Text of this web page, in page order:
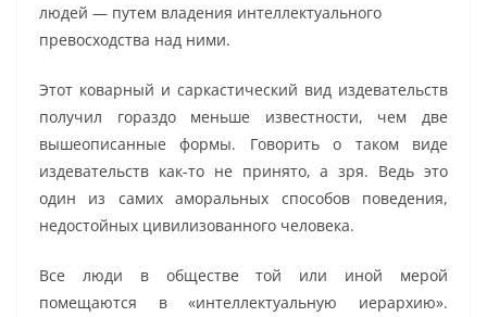
людей — путем владения интеллектуального
превосходства над ними.
Этот коварный и саркастический вид издевательств
получил гораздо меньше известности, чем две
вышеописанные формы. Говорить о таком виде
издевательств как-то не принято, а зря. Ведь это
один из самих аморальных способов поведения,
недостойных цивилизованного человека.
Все люди в обществе той или иной мерой
помещаются в «интеллектуальную иерархию».